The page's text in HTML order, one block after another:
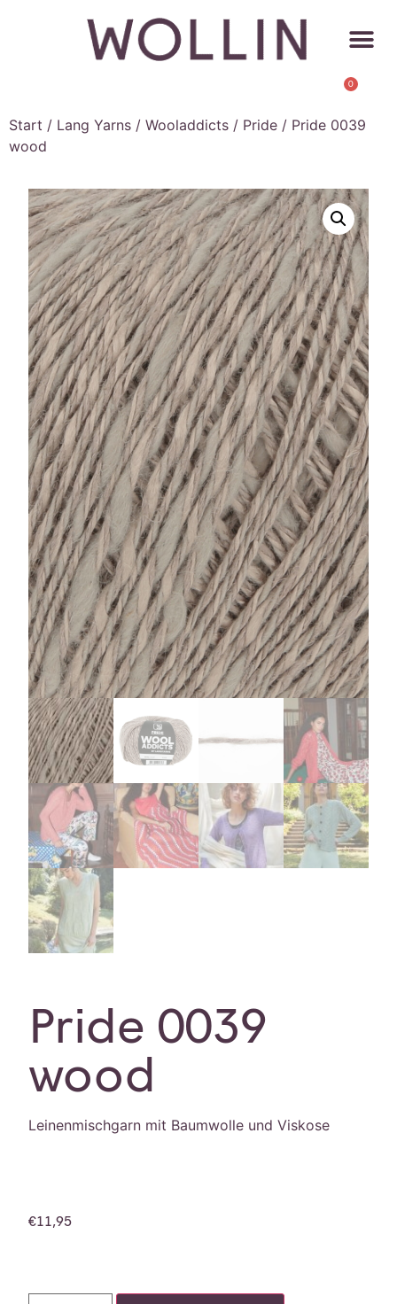
0
Start / Lang Yarns / Wooladdicts / Pride / Pride 0039
wood
Pride 0039
wood
Leinenmischgarn mit Baumwolle und Viskose
€11,95